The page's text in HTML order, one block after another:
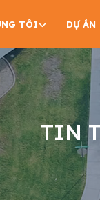
TÔI DỰ ÁN
TIN